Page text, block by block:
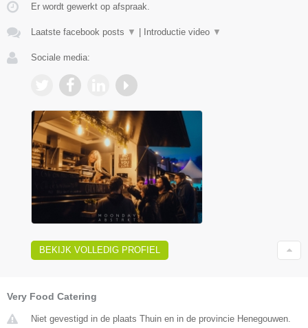
Er wordt gewerkt op afspraak.
Laatste facebook posts ▼ Introductie video ▼
Sociale media:
BEKIJK VOLLEDIG PROFIEL
Very Food Catering
Niet gevestigd in de plaats Thuin en in de provincie Henegouwen.